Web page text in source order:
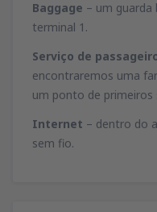
Baggage – um guarda
terminal 1.
Serviço de
encontraremos uma
um ponto de primeiros
Internet – dentro do
sem fio.